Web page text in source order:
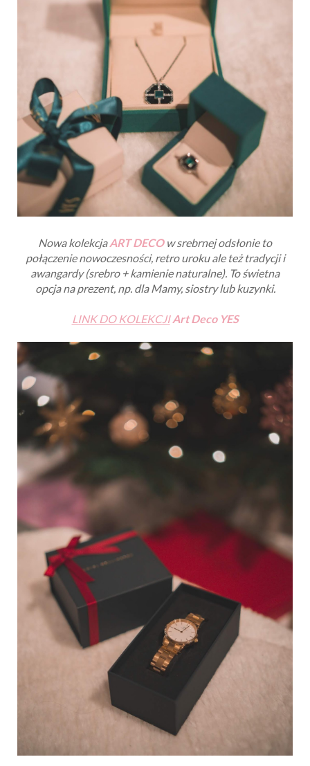
Nowa kolekcjaART DECOw srebrnej odsłonie to
połączenie nowoczesności, retro uroku ale też tradycji i
awangardy (srebro + kamienie naturalne). To świetna
opcja na prezent, np. dla Mamy, siostry lub kuzynki.
LINK DO KOLEKCJI Art Deco YES